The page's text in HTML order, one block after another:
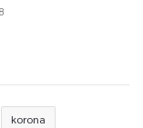
korona